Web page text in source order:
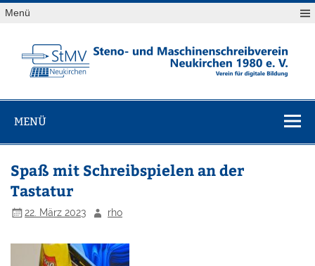
Skip
toMenü
Neukirchen
1980 e. V.
MENÜ
Spaß mit Schreibspielen an der
Tastatur
22. März 2023 rho